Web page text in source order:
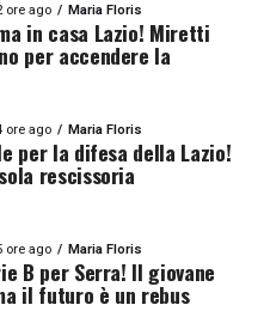
ore ago Maria Floris
in casa Lazio! Miretti
per accendere la
ore ago Maria Floris
per la difesa della Lazio!
rescissoria
ore ago Maria Floris
B per Serra! Il giovane
il futuro è un rebus